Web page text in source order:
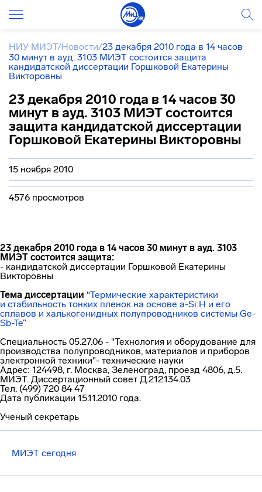
НИУ МИЭТ/Новости/23 декабря 2010 года в 14 часов
30 минут в ауд. 3103 МИЭТ состоится защита
кандидатской диссертации Горшковой Екатерины
Викторовны
23 декабря 2010 года в 14 часов 30
минут в ауд. 3103 МИЭТ состоится
защита кандидатской диссертации
Горшковой Екатерины Викторовны
15 ноября 2010
4576 просмотров
23 декабря 2010 года в 14 часов 30 минут в ауд. 3103
МИЭТ состоится защита:
- кандидатской диссертации Горшковой Екатерины
Викторовны
Тема диссертации “Термические характеристики
и стабильность тонких пленок на основе a-Si:H и его
сплавов и халькогенидных полупроводников системы Ge-
Sb-Te”
Специальность 05.27.06 - "Технология и оборудование для
производства полупроводников, материалов и приборов
электронной техники"- технические науки
Адрес: 124498, г. Москва, Зеленоград, проезд 4806, д.5.
МИЭТ. Диссертационный совет Д.212.134.03
Тел. (499) 720 84 47
Дата публикации 15.11.2010 года.
Ученый секретарь
МИЭТ сегодня